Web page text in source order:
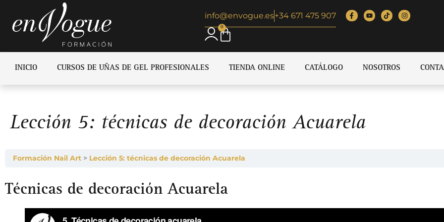
info@envogue.es+34 671 475 907
0
INICIO CURSOS DE UÑAS DE GEL PROFESIONALES TIENDA ONLINE CATÁLOGO NOSOTROS
Lección 5: técnicas de decoración Acuarela
Formación Nail Art Lección 5: técnicas de decoración Acuarela
Técnicas de decoración Acuarela